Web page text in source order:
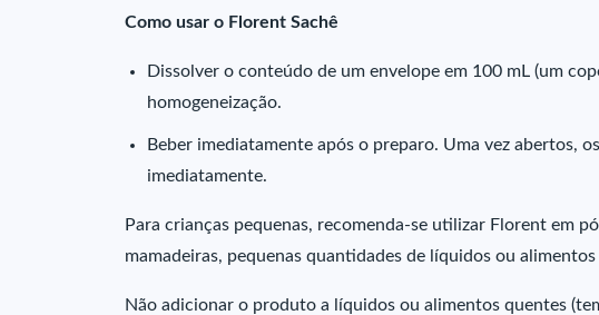
Como usar o Florent Sachê
Dissolver o conteúdo de um envelope em 100 mL (um
homogeneização.
Beber imediatamente após o preparo. Uma vez abertos,
imediatamente.
Para crianças pequenas, recomenda-se utilizar Florent em
mamadeiras, pequenas quantidades de líquidos ou alimentos
Não adicionar o produto a líquidos ou alimentos quentes